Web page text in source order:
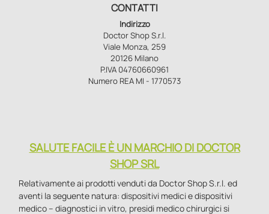
CONTATTI
Indirizzo
Doctor Shop S.r.l.
Viale Monza, 259
20126 Milano
P.IVA 04760660961
Numero REA MI - 1770573
SALUTE FACILE È UN MARCHIO DI DOCTOR
SHOP SRL
Relativamente ai prodotti venduti da Doctor Shop S.r.l. ed
aventi la seguente natura: dispositivi medici e dispositivi
medico – diagnostici in vitro, presidi medico chirurgici si